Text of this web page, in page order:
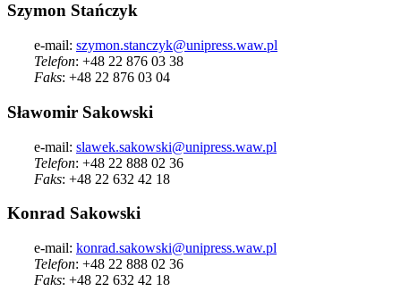
Szymon Stańczyk
e-mail: szymon.stanczyk@unipress.waw.pl
Telefon: +48 22 876 03 38
Faks: +48 22 876 03 04
Sławomir Sakowski
e-mail: slawek.sakowski@unipress.waw.pl
Telefon: +48 22 888 02 36
Faks: +48 22 632 42 18
Konrad Sakowski
e-mail: konrad.sakowski@unipress.waw.pl
Telefon: +48 22 888 02 36
Faks: +48 22 632 42 18